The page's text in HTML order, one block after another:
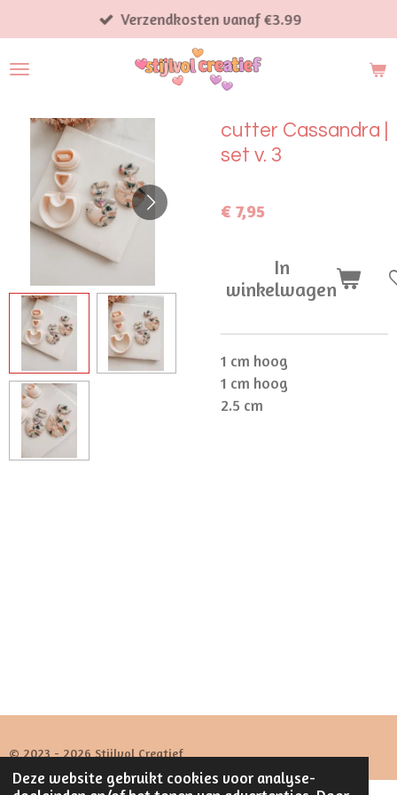
Deze website gebruikt cookies voor analyse-
direct
naar
Verzendkosten vanaf €3.99
cutter Cassandra |
set v. 3
€ 7,95
In
winkelwagen
1 cm hoog
1 cm hoog
2.5 cm
© 2023 - 2026 Stijlvol Creatief